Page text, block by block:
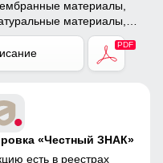
материалы,
материалы,
Плащевка,
Болонь,
материалы
«Честный ЗНАК»
есть в реестрах